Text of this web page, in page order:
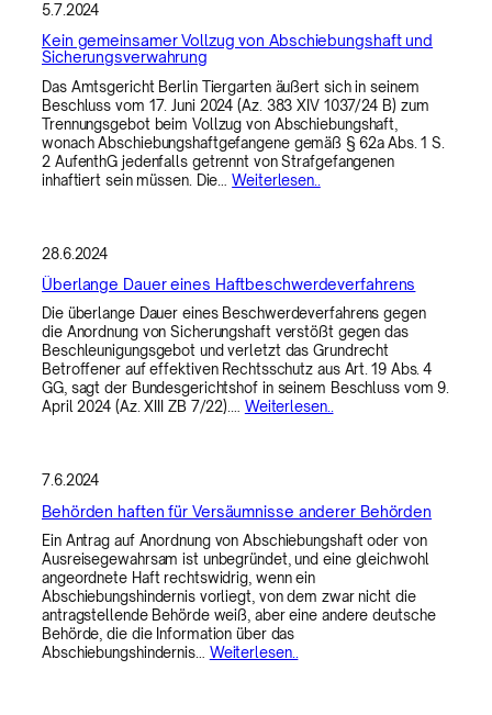
5.7.2024
Kein gemeinsamer Vollzug von Abschiebungshaft und
Sicherungsverwahrung
Das Amtsgericht Berlin Tiergarten äußert sich in seinem
Beschluss vom 17. Juni 2024 (Az. 383 XIV 1037/24 B) zum
Trennungsgebot beim Vollzug von Abschiebungshaft,
wonach Abschiebungshaftgefangene gemäß § 62a Abs. 1 S.
2 AufenthG jedenfalls getrennt von Strafgefangenen
inhaftiert sein müssen. Die…Weiterlesen..
28.6.2024
Überlange Dauer eines Haftbeschwerdeverfahrens
Die überlange Dauer eines Beschwerdeverfahrens gegen
die Anordnung von Sicherungshaft verstößt gegen das
Beschleunigungsgebot und verletzt das Grundrecht
Betroffener auf effektiven Rechtsschutz aus Art. 19 Abs. 4
GG, sagt der Bundesgerichtshof in seinem Beschluss vom 9.
April 2024 (Az. XIII ZB 7/22).… Weiterlesen..
7.6.2024
Behörden haften für Versäumnisse anderer Behörden
Ein Antrag auf Anordnung von Abschiebungshaft oder von
Ausreisegewahrsam ist unbegründet, und eine gleichwohl
angeordnete Haft rechtswidrig, wenn ein
Abschiebungshindernis vorliegt, von dem zwar nicht die
antragstellende Behörde weiß, aber eine andere deutsche
Behörde, die die Information über das
Abschiebungshindernis… Weiterlesen..